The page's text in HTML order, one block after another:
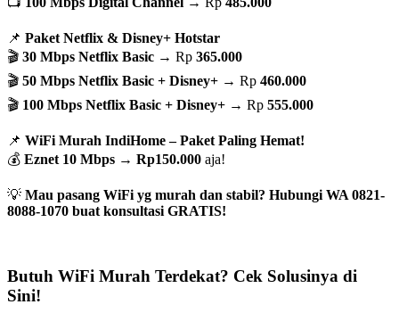
📌 Paket Netflix & Disney+ Hotstar
🎬 30 Mbps Netflix Basic → Rp 365.000
🎬 50 Mbps Netflix Basic + Disney+ → Rp 460.000
🎬 100 Mbps Netflix Basic + Disney+ → Rp 555.000
📌 WiFi Murah IndiHome – Paket Paling Hemat!
💰 Eznet 10 Mbps → Rp150.000 aja!
💡 Mau pasang WiFi yg murah dan stabil? Hubungi WA 0821-
8088-1070 buat konsultasi GRATIS!
Butuh WiFi Murah Terdekat? Cek Solusinya di
Sini!